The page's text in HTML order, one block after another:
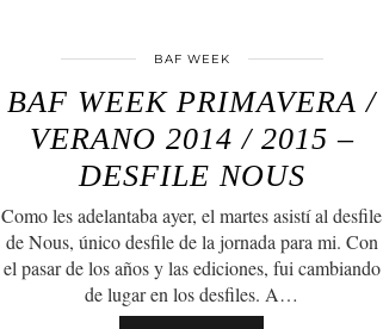
BAF WEEK
BAF WEEK PRIMAVERA /
VERANO 2014 / 2015 –
DESFILE NOUS
Como les adelantaba ayer, el martes asistí al desfile
de Nous, único desfile de la jornada para mi. Con
el pasar de los años y las ediciones, fui cambiando
de lugar en los desfiles. A…